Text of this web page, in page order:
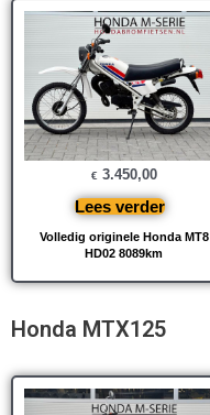
Volledig originele Honda MT8
HD02 8089km
€ 3.450,00
Lees verder
Honda MTX125